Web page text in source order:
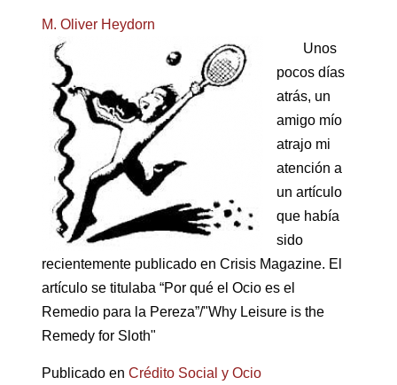
M. Oliver Heydorn
Unos
pocos días
atrás, un
amigo mío
atrajo mi
atención a
un artículo
que había
sido
recientemente publicado en Crisis Magazine. El
artículo se titulaba “Por qué el Ocio es el
Remedio para la Pereza”/"Why Leisure is the
Remedy for Sloth"
Publicado en Crédito Social y Ocio